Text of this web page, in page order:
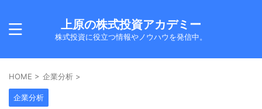
上原の株式投資アカデミー
株式投資に役立つ情報やノウハウを発信中。
HOME > 企業分析 >
企業分析